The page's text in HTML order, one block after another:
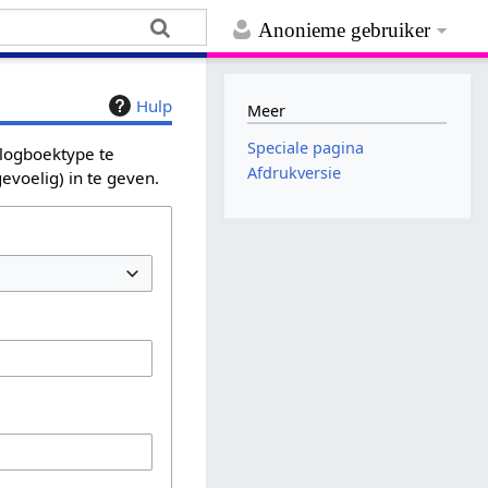
Anonieme gebruiker
Hulp
te
in te geven.
Meer
Speciale pagina
Afdrukversie